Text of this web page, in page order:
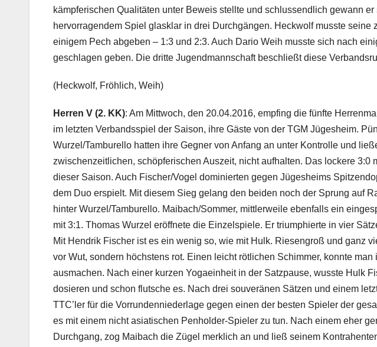
kämpferischen Qualitäten unter Beweis stellte und schlussendlich gewann
hervorragendem Spiel glasklar in drei Durchgängen. Heckwolf musste seine
einigem Pech abgeben – 1:3 und 2:3. Auch Dario Weih musste sich nach
geschlagen geben. Die dritte Jugendmannschaft beschließt diese
(Heckwolf, Fröhlich, Weih)
Herren V (2. KK): Am Mittwoch, den 20.04.2016, empfing die fünfte
im letzten Verbandsspiel der Saison, ihre Gäste von der TGM Jügesheim.
Wurzel/Tamburello hatten ihre Gegner von Anfang an unter Kontrolle und
zwischenzeitlichen, schöpferischen Auszeit, nicht aufhalten. Das lockere 3:0
dieser Saison. Auch Fischer/Vogel dominierten gegen Jügesheims
dem Duo erspielt. Mit diesem Sieg gelang den beiden noch der Sprung auf
hinter Wurzel/Tamburello. Maibach/Sommer, mittlerweile ebenfalls ein
mit 3:1. Thomas Wurzel eröffnete die Einzelspiele. Er triumphierte in vier
Mit Hendrik Fischer ist es ein wenig so, wie mit Hulk. Riesengroß und ganz
vor Wut, sondern höchstens rot. Einen leicht rötlichen Schimmer, konnte
ausmachen. Nach einer kurzen Yogaeinheit in der Satzpause, wusste Hulk
dosieren und schon flutsche es. Nach drei souveränen Sätzen und einem
TTC’ler für die Vorrundenniederlage gegen einen der besten Spieler der
es mit einem nicht asiatischen Penholder-Spieler zu tun. Nach einem eher
Durchgang, zog Maibach die Zügel merklich an und ließ seinem